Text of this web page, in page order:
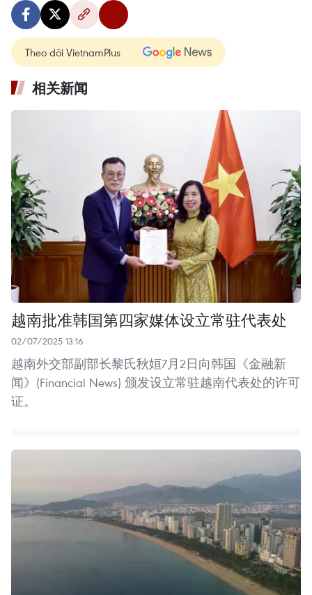
Theo dõi VietnamPlus
相关新闻
越南批准韩国第四家媒体设立常驻代表处
02/07/2025 13:16
越南外交部副部长黎氏秋姮7月2日向韩国《金融新
闻》(Financial News) 颁发设立常驻越南代表处的许可
证。